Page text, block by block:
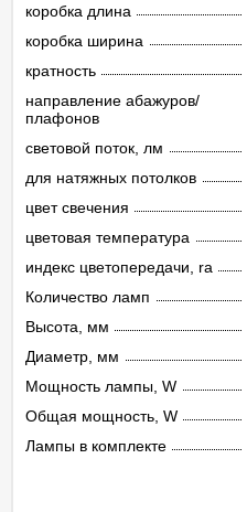
коробка длина
коробка ширина
кратность
направление абажуров/
плафонов
световой поток, лм
для натяжных потолков
цвет свечения
цветовая температура
индекс цветопередачи, ra
Количество ламп
Высота, мм
Диаметр, мм
Мощность лампы, W
Общая мощность, W
Лампы в комплекте